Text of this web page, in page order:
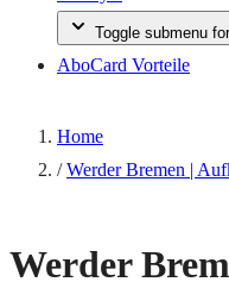
Toggle submenu
AboCard Vorteile
Home
/ Werder Bremen |
Werder